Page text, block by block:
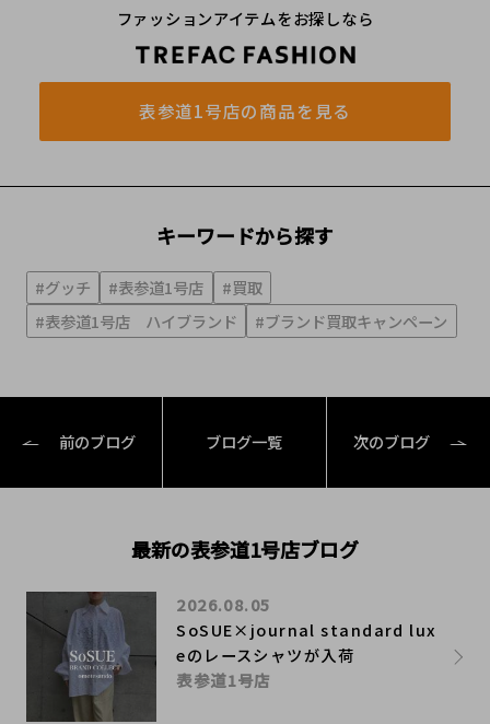
ファッションアイテムをお探しなら
表参道1号店の商品を見る
キーワードから探す
#グッチ #表参道1号店
#買取
#表参道1号店 ハイブランド
#ブランド買取キャンペーン
前のブログ ブログ一覧 次のブログ
最新の表参道1号店ブログ
SoSUE×journal standard lux
eのレースシャツが入荷
2026.08.05
表参道1号店